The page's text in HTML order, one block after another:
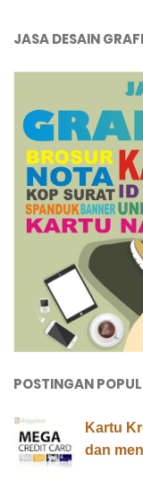
JASA DESAIN
POSTINGAN
Kartu
dan